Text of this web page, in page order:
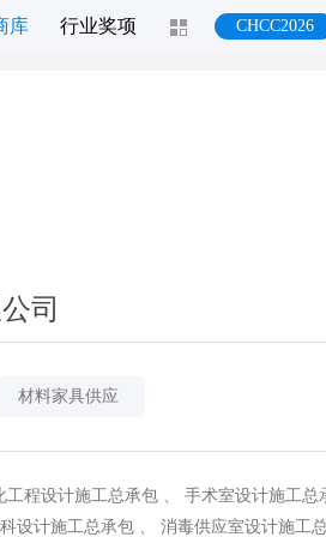
库 行业奖项 CHCC2026
司
材料家具供应